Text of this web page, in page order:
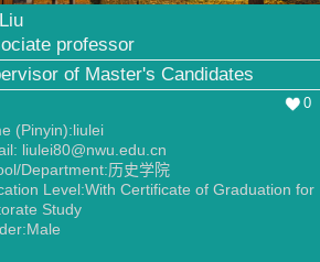
professor
of Master's Candidates
0
(Pinyin):liulei
liulei80@nwu.edu.cn
Department:历史学院
Level:With Certificate of Graduation for
Study